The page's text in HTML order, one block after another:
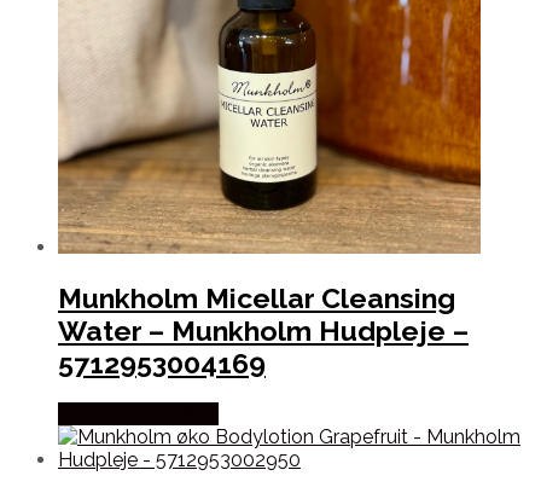
Munkholm Micellar Cleansing
Water – Munkholm Hudpleje –
5712953004169